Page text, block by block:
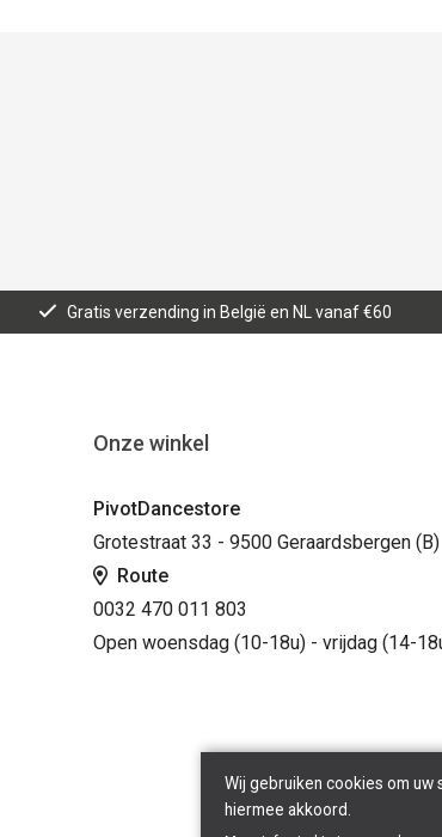
Gratis verzending in België en NL vanaf €60
Onze winkel
PivotDancestore
Grotestraat 33 - 9500 Geraardsbergen (B)
Route
0032 470 011 803
Open woensdag (10-18u) - vrijdag (14-
Wij gebruiken cookies om
hiermee akkoord.